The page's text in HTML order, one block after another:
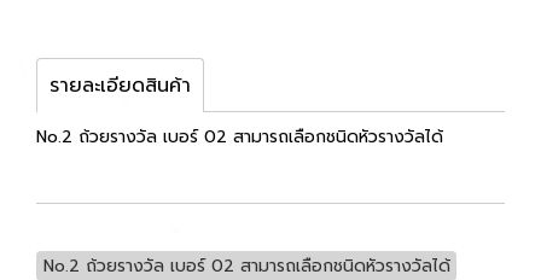
รายละเอียดสินค้า
No.2 ถ้วยรางวัล เบอร์ 02 สามารถเลือกชนิดหัวรางวัลได้
No.2 ถ้วยรางวัล เบอร์ 02 สามารถเลือกชนิดหัวรางวัลได้